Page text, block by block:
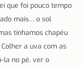
que foi pouco tempo
mais… o sol
tínhamos chapéu
a uva com as
la no pé, ver o